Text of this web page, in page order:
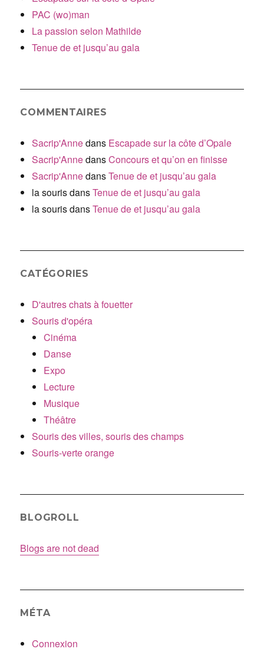
PAC (wo)man
La passion selon Mathilde
Tenue de et jusqu’au gala
COMMENTAIRES
Sacrip'Annedans Escapade sur la côte d’Opale
Sacrip'AnnedansConcours et qu’on en finisse
Sacrip'AnnedansTenue de et jusqu’au gala
la sourisdansTenue de et jusqu’au gala
la sourisdansTenue de et jusqu’au gala
CATÉGORIES
D'autres chats à fouetter
Souris d'opéra
Cinéma
Danse
Expo
Lecture
Musique
Théâtre
Souris des villes, souris des champs
Souris-verte orange
BLOGROLL
Blogs are not dead
MÉTA
Connexion